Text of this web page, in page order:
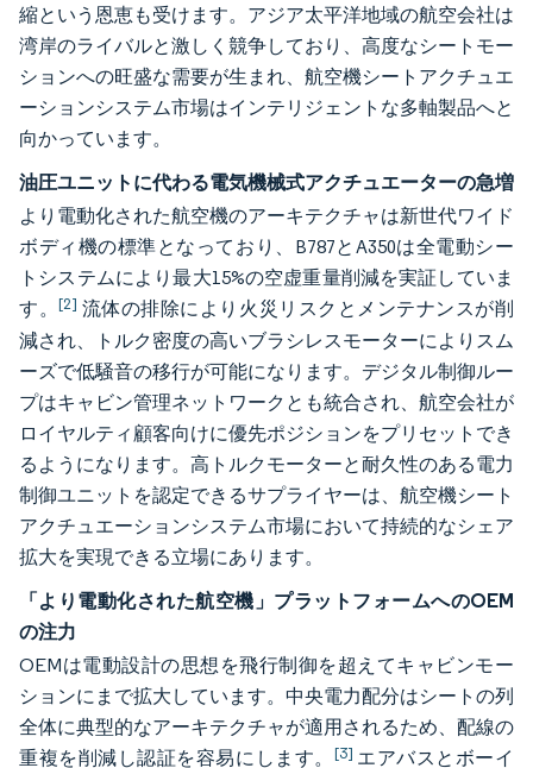
縮という恩恵も受けます。アジア太平洋地域の航空会社は
湾岸のライバルと激しく競争しており、高度なシートモー
ションへの旺盛な需要が生まれ、航空機シートアクチュエ
ーションシステム市場はインテリジェントな多軸製品へと
向かっています。
油圧ユニットに代わる電気機械式アクチュエーターの急増
より電動化された航空機のアーキテクチャは新世代ワイド
ボディ機の標準となっており、B787とA350は全電動シー
トシステムにより最大15%の空虚重量削減を実証していま
す。[2] 流体の排除により火災リスクとメンテナンスが削
減され、トルク密度の高いブラシレスモーターによりスム
ーズで低騒音の移行が可能になります。デジタル制御ルー
プはキャビン管理ネットワークとも統合され、航空会社が
ロイヤルティ顧客向けに優先ポジションをプリセットでき
るようになります。高トルクモーターと耐久性のある電力
制御ユニットを認定できるサプライヤーは、航空機シート
アクチュエーションシステム市場において持続的なシェア
拡大を実現できる立場にあります。
「より電動化された航空機」プラットフォームへのOEM
の注力
OEMは電動設計の思想を飛行制御を超えてキャビンモー
ションにまで拡大しています。中央電力配分はシートの列
全体に典型的なアーキテクチャが適用されるため、配線の
重複を削減し認証を容易にします。 [3] エアバスとボーイ